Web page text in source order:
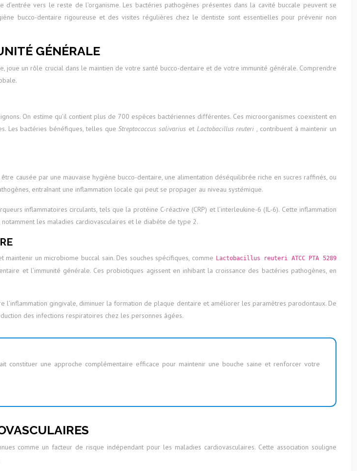
vers le reste de l’organisme. Les bactéries pathogènes présentes dans la cavité buccale peuvent se
bucco-dentaire rigoureuse et des visites régulières chez le dentiste sont essentielles pour prévenir non
GÉNÉRALE
joue un rôle crucial dans le maintien de votre santé bucco-dentaire et de votre immunité générale. Comprendre
On estime qu’il contient plus de 700 espèces bactériennes différentes. Ces microorganismes coexistent en
Les bactéries bénéfiques, telles queStreptococcus salivarius et Lactobacillus reuteri, contribuent à maintenir un
causée par une mauvaise hygiène bucco-dentaire, une alimentation déséquilibrée riche en sucres raffinés, ou
entraînant une inflammation locale qui peut se propager au niveau systémique.
inflammatoires circulants, tels que la protéine C-réactive (CRP) et l’interleukine-6 (IL-6). Cette inflammation
les maladies cardiovasculaires et le diabète de type 2.
un microbiome buccal sain. Des souches spécifiques, comme Lactobacillus reuteri ATCC PTA 5289
et l’immunité générale. Ces probiotiques agissent en inhibant la croissance des bactéries pathogènes, en
gingivale, diminuer la formation de plaque dentaire et améliorer les paramètres parodontaux. De
des infections respiratoires chez les personnes âgées.
constituer une approche complémentaire efficace pour maintenir une bouche saine et renforcer votre
comme un facteur de risque indépendant pour les maladies cardiovasculaires. Cette association souligne